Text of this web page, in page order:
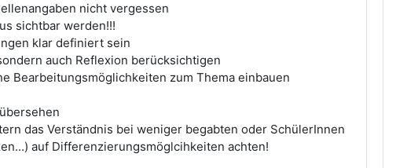
nicht vergessen
sichtbar werden!!!
klar definiert sein
auch Reflexion berücksichtigen
Bearbeitungsmöglichkeiten zum Thema einbauen
das Verständnis bei weniger begabten oder SchülerInnen
auf Differenzierungsmöglcihkeiten achten!